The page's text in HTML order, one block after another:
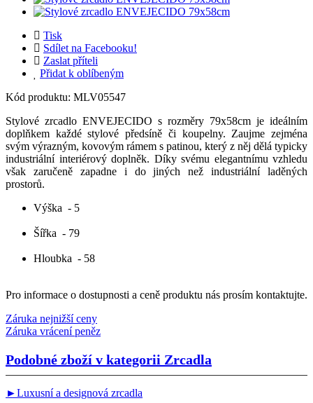
Tisk
Sdílet na Facebooku!
Zaslat příteli
Přidat k oblíbeným
Kód produktu: MLV05547
Stylové zrcadlo ENVEJECIDO s rozměry 79x58cm je ideálním
doplňkem každé stylové předsíně či koupelny. Zaujme zejména
svým výrazným, kovovým rámem s patinou, který z něj dělá typicky
industriální interiérový doplněk. Díky svému elegantnímu vzhledu
však zaručeně zapadne i do jiných než industriální laděných
prostorů.
Výška - 5
Šířka - 79
Hloubka - 58
Pro informace o dostupnosti a ceně produktu nás prosím kontaktujte.
Záruka nejnižší ceny
Záruka vrácení peněz
Podobné zboží v kategorii Zrcadla
►Luxusní a designová zrcadla